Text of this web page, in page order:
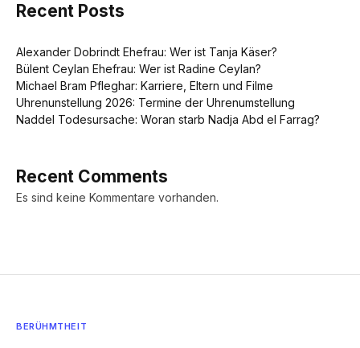
Recent Posts
Alexander Dobrindt Ehefrau: Wer ist Tanja Käser?
Bülent Ceylan Ehefrau: Wer ist Radine Ceylan?
Michael Bram Pfleghar: Karriere, Eltern und Filme
Uhrenunstellung 2026: Termine der Uhrenumstellung
Naddel Todesursache: Woran starb Nadja Abd el Farrag?
Recent Comments
Es sind keine Kommentare vorhanden.
BERÜHMTHEIT